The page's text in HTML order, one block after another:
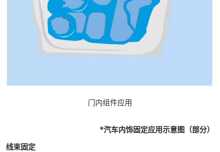
门内组件应用
*汽车内饰固定应用示意图（部分）
线束固定